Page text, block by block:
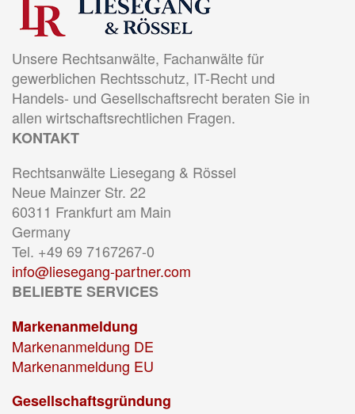
Unsere Rechtsanwälte, Fachanwälte für
gewerblichen Rechtsschutz, IT-Recht und
Handels- und Gesellschaftsrecht beraten Sie in
allen wirtschaftsrechtlichen Fragen.
KONTAKT
Rechtsanwälte Liesegang & Rössel
Neue Mainzer Str. 22
60311 Frankfurt am Main
Germany
Tel. +49 69 7167267-0
info@liesegang-partner.com
BELIEBTE SERVICES
Markenanmeldung
Markenanmeldung DE
Markenanmeldung EU
Gesellschaftsgründung